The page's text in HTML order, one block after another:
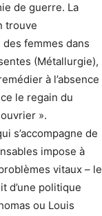
de guerre. La
trouve
femmes dans
(Métallurgie),
à l’absence
le regain du
».
s’accom­pagne de
impose à
vitaux – le
d’une politique
ou Louis